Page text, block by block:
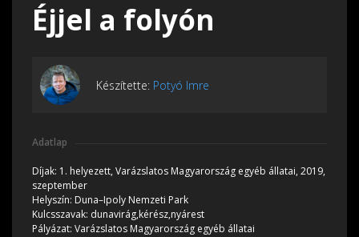
Éjjel a folyón
Készítette: Potyó Imre
Adatlap
Díjak: 1. helyezett, Varázslatos Magyarország egyéb állatai, 2019,
szeptember
Helyszín: Duna–Ipoly Nemzeti Park
Kulcsszavak: dunavirág,kérész,nyárest
Pályázat: Varázslatos Magyarország egyéb állatai